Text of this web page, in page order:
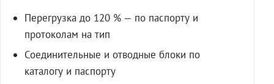
Перегрузка до 120 % — по паспорту и
протоколам на тип
Соединительные и отводные блоки по
каталогу и паспорту